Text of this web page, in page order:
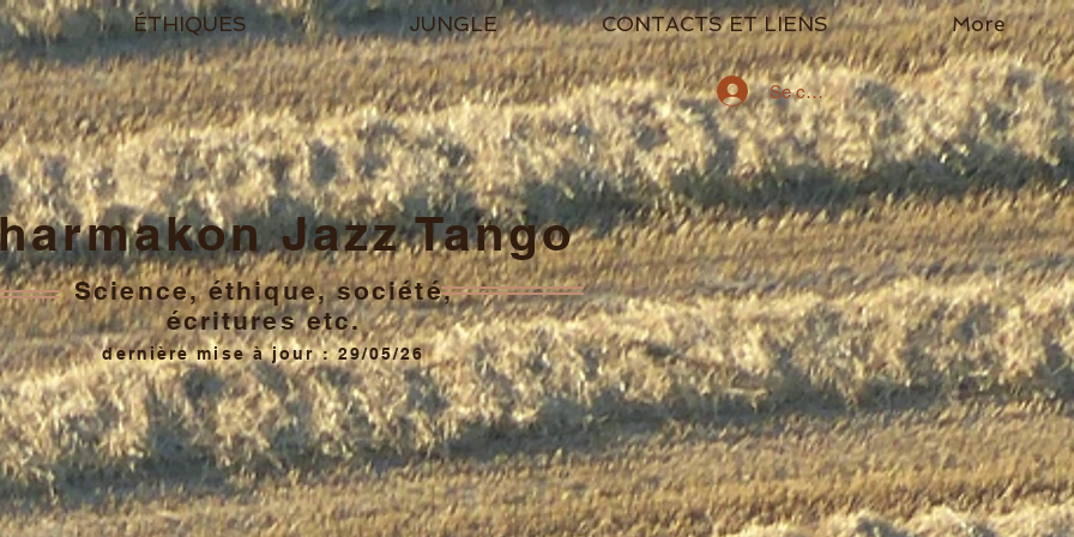
Jazz Tango
Science, éthique, société,
écritures etc.
dernière mise à jour : 29/05/26
ÉTHIQUES JUNGLE CONTACTS ET LIENS More
Se connecter